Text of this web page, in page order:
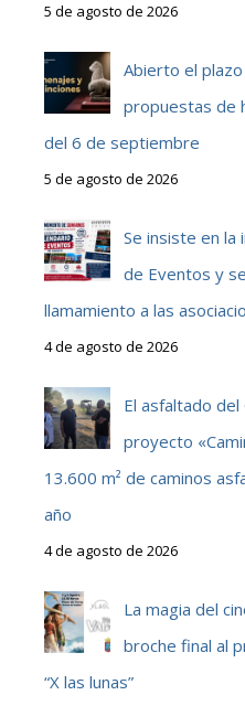
5 de agosto de 2026
Abierto el
propuestas de
del 6 de septiembre
5 de agosto de 2026
Se insiste en la
de Eventos y
llamamiento a las
4 de agosto de 2026
El asfaltado del
proyecto
13.600 m² de caminos
año
4 de agosto de 2026
La magia del
broche final al
“X las lunas”